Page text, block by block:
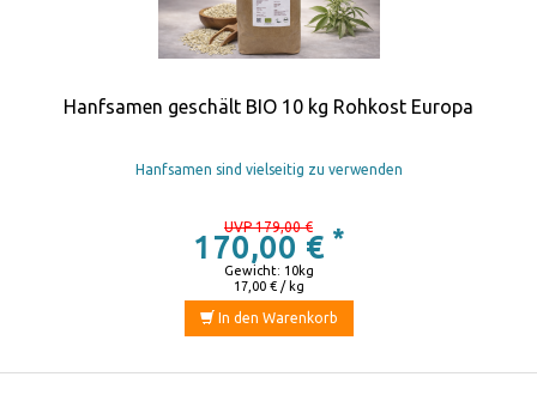
Hanfsamen geschält BIO 10 kg Rohkost Europa
Hanfsamen sind vielseitig zu verwenden
UVP 179,00 €
170,00 € *
17,00 € / kg
Gewicht: 10kg
In den Warenkorb